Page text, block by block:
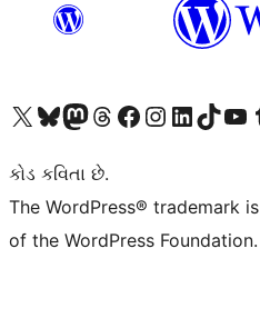
અમારા X (અગાઉ ટ્વિટર) એકાઉન્ટની મુલાકાત લોઅમારા Bluesky એકાઉન્ટની મુલાકાત લોઅમારા માસ્ટોડોન એકાઉન્ટની મુલાકાત લોઅમારા Threads એકાઉન્ટની મુલાકાત લો અમારા ફેસબુક પેજની મુલાકાત લોઅમારા ઇન્સ્ટાગ્રામ એકાઉન્ટની મુલાકાત લો અમારા LinkedIn એકાઉન્ટની મુલાકાત લોઅમારા TikTok એકાઉન્ટની મુલાકાત લોઅમારી YouTube ચેનલની મુલાકાત લો અમારા
કોડ કવિતા છે.
The WordPress® trademark
of the WordPress Foundation.